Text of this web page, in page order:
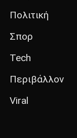
Πολιτική
Σπορ
Tech
Περιβάλλον
Viral